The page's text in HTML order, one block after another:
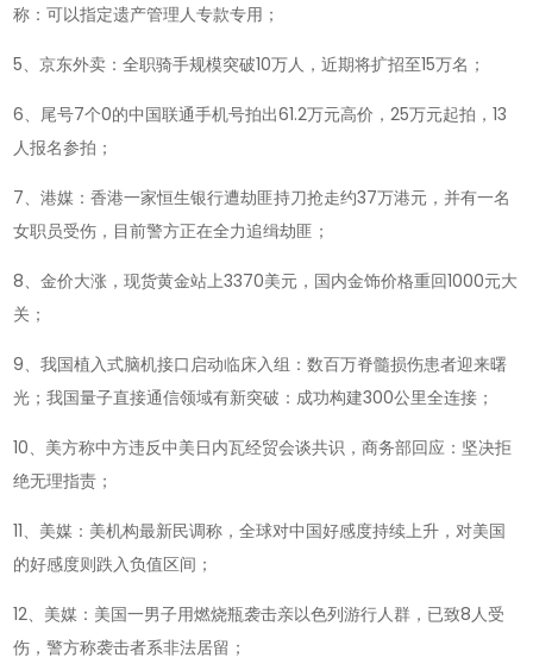
称：可以指定遗产管理人专款专用；
5、京东外卖：全职骑手规模突破10万人，近期将扩招至15万名；
6、尾号7个0的中国联通手机号拍出61.2万元高价，25万元起拍，13
人报名参拍；
7、港媒：香港一家恒生银行遭劫匪持刀抢走约37万港元，并有一名
女职员受伤，目前警方正在全力追缉劫匪；
8、金价大涨，现货黄金站上3370美元，国内金饰价格重回1000元大
关；
9、我国植入式脑机接口启动临床入组：数百万脊髓损伤患者迎来曙
光；我国量子直接通信领域有新突破：成功构建300公里全连接；
10、美方称中方违反中美日内瓦经贸会谈共识，商务部回应：坚决拒
绝无理指责；
11、美媒：美机构最新民调称，全球对中国好感度持续上升，对美国
的好感度则跌入负值区间；
12、美媒：美国一男子用燃烧瓶袭击亲以色列游行人群，已致8人受
伤，警方称袭击者系非法居留；